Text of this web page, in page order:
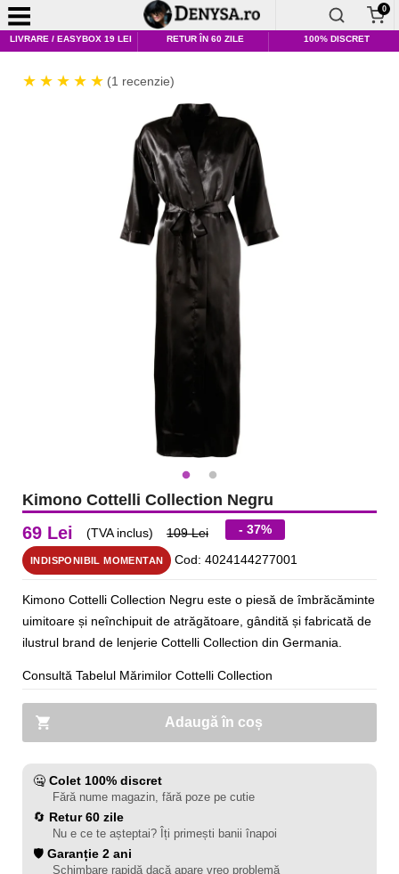
0
LIVRARE / EASYBOX 19 LEI RETUR ÎN 60 ZILE 100% DISCRET
(1 recenzie)
Kimono Cottelli Collection Negru
69 Lei (TVA inclus) 109 Lei - 37%
INDISPONIBIL MOMENTAN Cod: 4024144277001
Kimono Cottelli Collection Negru este o piesă de îmbrăcăminte
uimitoare și neînchipuit de atrăgătoare, gândită și fabricată de
ilustrul brand de lenjerie Cottelli Collection din Germania.
Consultă Tabelul Mărimilor Cottelli Collection
Adaugă în coș
🤐 Colet 100% discret
Fără nume magazin, fără poze pe cutie
🔄 Retur 60 zile
Nu e ce te așteptai? Îți primești banii înapoi
🛡️ Garanție 2 ani
Schimbare rapidă dacă apare vreo problemă